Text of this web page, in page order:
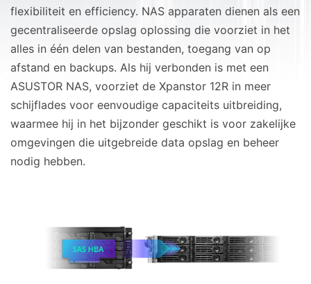
flexibiliteit en efficiency. NAS apparaten dienen als een
gecentraliseerde opslag oplossing die voorziet in het
alles in één delen van bestanden, toegang van op
afstand en backups. Als hij verbonden is met een
ASUSTOR NAS, voorziet de Xpanstor 12R in meer
schijflades voor eenvoudige capaciteits uitbreiding,
waarmee hij in het bijzonder geschikt is voor zakelijke
omgevingen die uitgebreide data opslag en beheer
nodig hebben.